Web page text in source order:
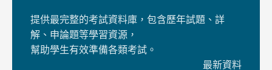
提供最完整的考試資料庫，包含歷年試題、詳
解、申論題等學習資源，
幫助學生有效準備各類考試。
最新資料